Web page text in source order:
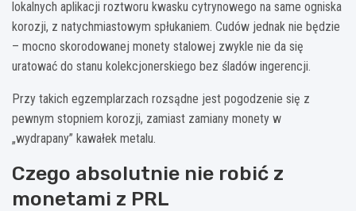
lokalnych aplikacji roztworu kwasku cytrynowego na same ogniska
korozji, z natychmiastowym spłukaniem. Cudów jednak nie będzie
– mocno skorodowanej monety stalowej zwykle nie da się
uratować do stanu kolekcjonerskiego bez śladów ingerencji.
Przy takich egzemplarzach rozsądne jest pogodzenie się z
pewnym stopniem korozji, zamiast zamiany monety w
„wydrapany” kawałek metalu.
Czego absolutnie nie robić z
monetami z PRL